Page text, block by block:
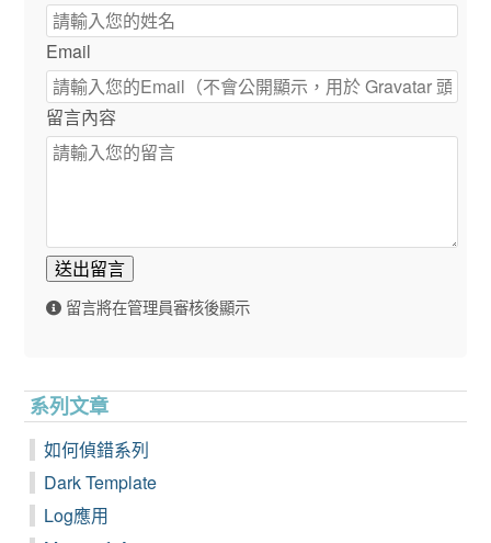
Email
留言內容
送出留言
留言將在管理員審核後顯示
系列文章
如何偵錯系列
Dark Template
Log應用